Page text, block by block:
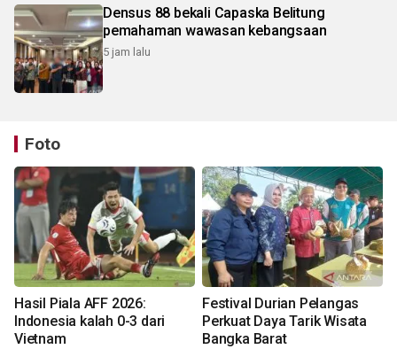
Densus 88 bekali Capaska Belitung
pemahaman wawasan kebangsaan
5 jam lalu
Foto
Hasil Piala AFF 2026:
Indonesia kalah 0-3 dari
Vietnam
Festival Durian Pelangas
Perkuat Daya Tarik Wisata
Bangka Barat